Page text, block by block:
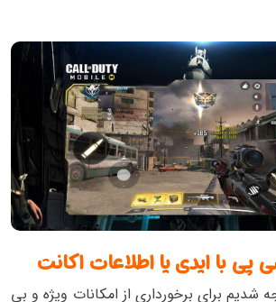
با ایدی یا اطلاعات اکانت
شدیم برای برخورداری از امکانات ویژه و بی